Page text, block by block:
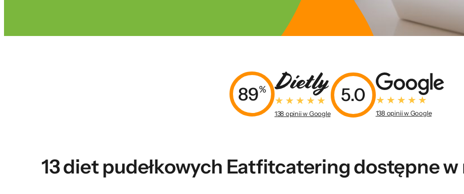
89%
138 opinii w Google
5.0
138 opinii w Google
13 diet pudełkowych Eatfitcatering dostępne w